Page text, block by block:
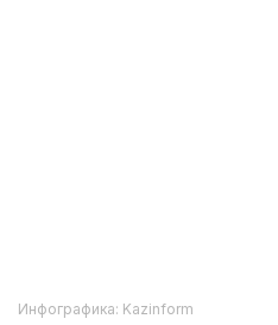
Инфографика: Kazinform